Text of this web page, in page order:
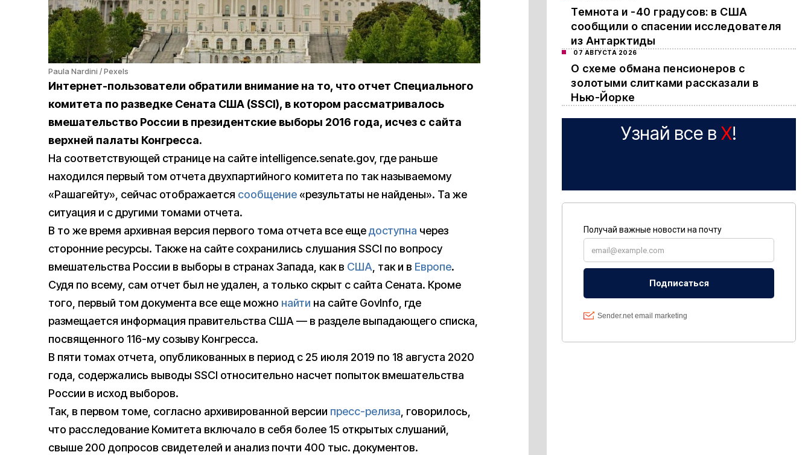
Paula Nardini / Pexels
Интернет-пользователи обратили внимание на то, что отчет Специального
комитета по разведке Сената США (SSCI), в котором рассматривалось
вмешательство России в президентские выборы 2016 года, исчез с сайта
верхней палаты Конгресса.
На соответствующей странице на сайте intelligence.senate.gov, где раньше
находился первый том отчета двухпартийного комитета по так называемому
«Рашагейту», сейчас отображается сообщение«результаты не найдены». Та же
ситуация и с другими томами отчета.
В то же время архивная версия первого тома отчета все ещедоступна через
сторонние ресурсы. Также на сайте сохранились слушания SSCI по вопросу
вмешательства России в выборы в странах Запада, как в США, так и в Европе.
Судя по всему, сам отчет был не удален, а только скрыт с сайта Сената. Кроме
того, первый том документа все еще можно найти на сайте GovInfo, где
размещается информация правительства США — в разделе выпадающего списка,
посвященного 116-му созыву Конгресса.
В пяти томах отчета, опубликованных в период с 25 июля 2019 по 18 августа 2020
года, содержались выводы SSCI относительно насчет попыток вмешательства
России в исход выборов.
Так, в первом томе, согласно архивированной версии пресс-релиза, говорилось,
что расследование Комитета включало в себя более 15 открытых слушаний,
свыше 200 допросов свидетелей и анализ почти 400 тыс. документов.
Темнота и -40 градусов: в США
сообщили о спасении исследователя
из Антарктиды
07 АВГУСТА 2026
О схеме обмана пенсионеров с
золотыми слитками рассказали в
Нью-Йорке
Узнай все в X!